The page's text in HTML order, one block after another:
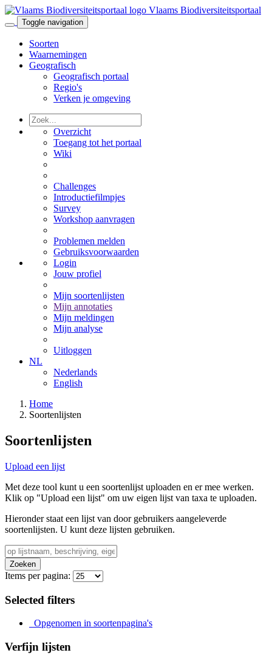
Vlaams Biodiversiteitsportaal
Toggle navigation
Soorten
Waarnemingen
Geografisch
Geografisch portaal
Regio's
Verken je omgeving
Overzicht
Toegang tot het portaal
Wiki
Challenges
Introductiefilmpjes
Survey
Workshop aanvragen
Problemen melden
Gebruiksvoorwaarden
Login
Jouw profiel
Mijn soortenlijsten
Mijn annotaties
Mijn meldingen
Mijn analyse
Uitloggen
NL
Nederlands
English
Home
Soortenlijsten
Soortenlijsten
Upload een lijst
Met deze tool kunt u een soortenlijst uploaden en er mee werken.
Klik op "Upload een lijst" om uw eigen lijst van taxa te uploaden.
Hieronder staat een lijst van door gebruikers aangeleverde
soortenlijsten. U kunt deze lijsten gebruiken.
Zoeken
Items per pagina:
Selected filters
Opgenomen in soortenpagina's
Verfijn lijsten